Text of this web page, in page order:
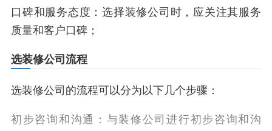
口碑和服务态度：选择装修公司时，应关注其服务
质量和客户口碑；
选装修公司流程
选装修公司的流程可以分为以下几个步骤：
初步咨询和沟通：与装修公司进行初步咨询和沟